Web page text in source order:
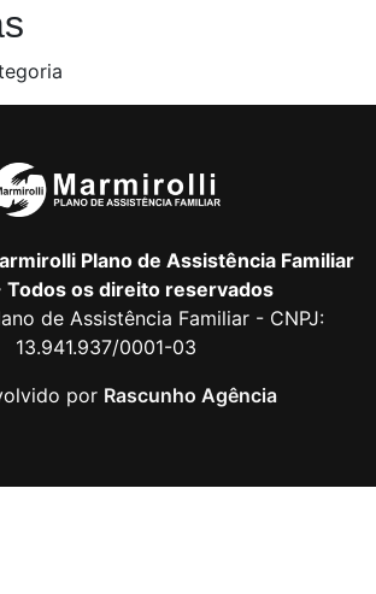
Plano de Assistência Familiar
Todos os direito reservados
de Assistência Familiar - CNPJ:
13.941.937/0001-03
por Rascunho Agência